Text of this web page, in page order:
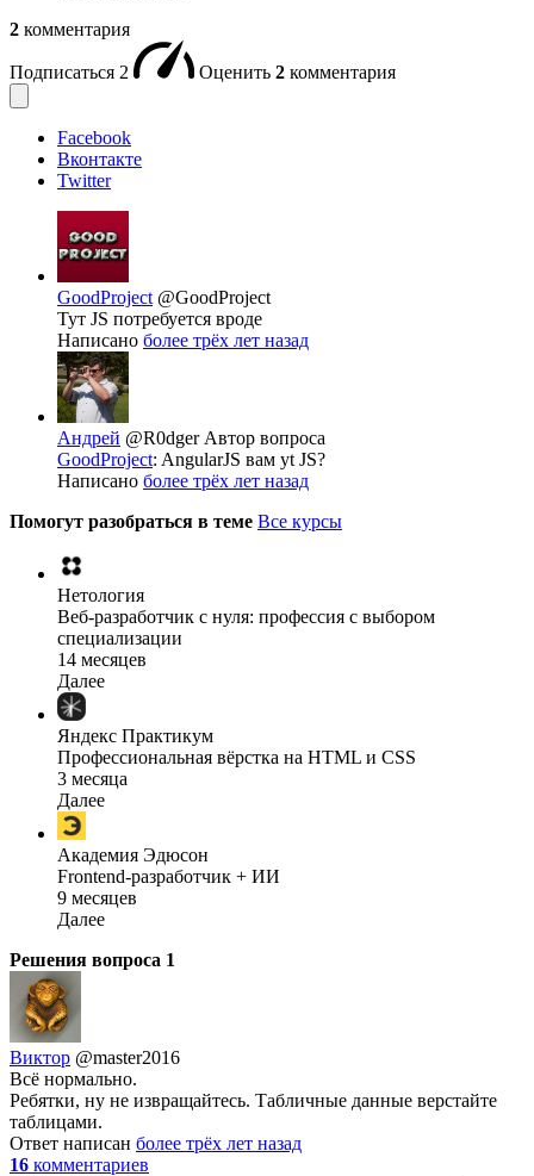
2 комментария
Подписаться 2 Оценить 2 комментария
Facebook
Вконтакте
Twitter
GoodProject @GoodProject
Тут JS потребуется вроде
Написано более трёх лет назад
Андрей @R0dger Автор вопроса
GoodProject: AngularJS вам yt JS?
Написано более трёх лет назад
Помогут разобраться в теме Все курсы
Нетология
Веб-разработчик с нуля: профессия с выбором
специализации
14 месяцев
Далее
Яндекс Практикум
Профессиональная вёрстка на HTML и CSS
3 месяца
Далее
Академия Эдюсон
Frontend-разработчик + ИИ
9 месяцев
Далее
Решения вопроса 1
Виктор @master2016
Всё нормально.
Ребятки, ну не извращайтесь. Табличные данные верстайте
таблицами.
Ответ написан более трёх лет назад
16 комментариев